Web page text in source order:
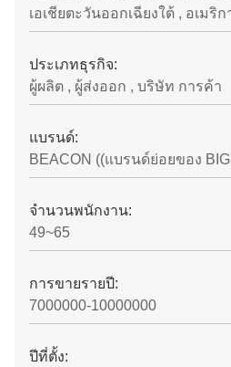
เอเชียตะวันออกเฉียงใต้ , อเมริก
ประเภทธุรกิจ:
ผู้ผลิต , ผู้ส่งออก , บริษัท การค้า
แบรนด์:
BEACON ((แบรนด์ย่อยของ
จํานวนพนักงาน:
49~65
การขายรายปี:
7000000-10000000
ปีที่ตั้ง: